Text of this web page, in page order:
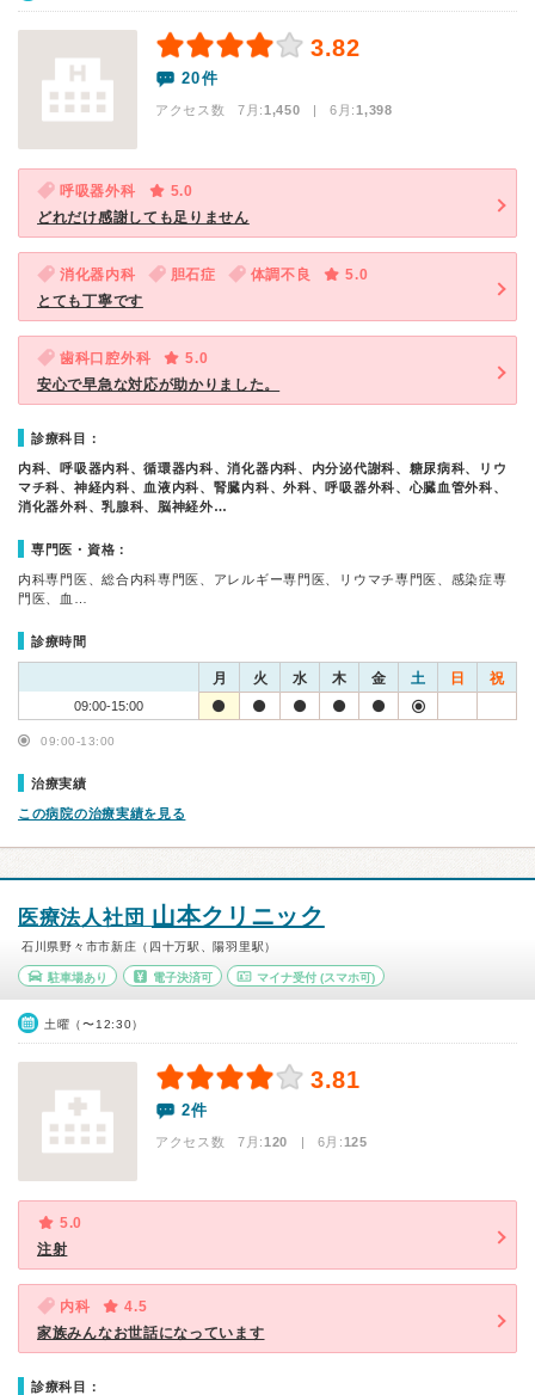
3.82
20件
アクセス数 7月:1,450 | 6月:1,398
呼吸器外科
5.0
どれだけ感謝しても足りません
消化器内科 胆石症 体調不良
5.0
とても丁寧です
歯科口腔外科
5.0
安心で早急な対応が助かりました。
診療科目：
内科、呼吸器内科、循環器内科、消化器内科、内分泌代謝科、糖尿病科、リウ
マチ科、神経内科、血液内科、腎臓内科、外科、呼吸器外科、心臓血管外科、
消化器外科、乳腺科、脳神経外…
専門医・資格：
内科専門医、総合内科専門医、アレルギー専門医、リウマチ専門医、感染症専
門医、血…
診療時間
月 火 水 木 金 土 日 祝
09:00-15:00
09:00-13:00
治療実績
この病院の治療実績を見る
医療法人社団 山本クリニック
石川県野々市市新庄（四十万駅、陽羽里駅）
駐車場あり 電子決済可 マイナ受付 (スマホ可)
土曜（〜12:30）
3.81
2件
アクセス数 7月:120 | 6月:125
5.0
注射
内科
4.5
家族みんなお世話になっています
診療科目：